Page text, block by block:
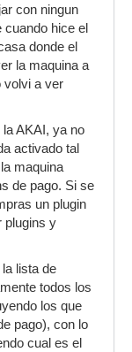
con ningun
hice el
donde el
la maquina a
volvi a ver
AKAI, ya no
activado tal
maquina
de pago. Si se
un plugin
plugins y
lista de
todos los
los que
pago), con lo
cual es el